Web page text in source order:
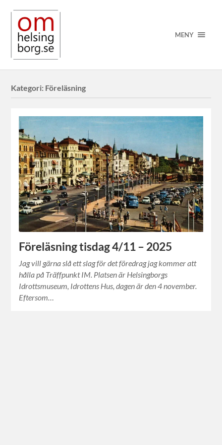
MENY
Kategori: Föreläsning
Föreläsning tisdag 4/11 – 2025
Jag vill gärna slå ett slag för det föredrag jag kommer att
hålla på Träffpunkt IM. Platsen är Helsingborgs
Idrottsmuseum, Idrottens Hus, dagen är den 4 november.
Eftersom…